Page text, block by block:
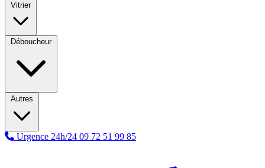
Vitrier
Déboucheur
Autres
Urgence 24h/24 09 72 51 99 85